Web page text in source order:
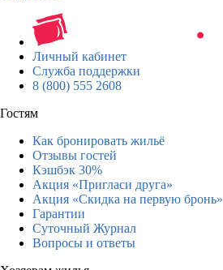
Личный кабинет
Служба поддержки
8 (800) 555 2608
Гостям
Как бронировать жильё
Отзывы гостей
Кэшбэк 30%
Акция «Пригласи друга»
Акция «Скидка на первую бронь»
Гарантии
Суточный Журнал
Вопросы и ответы